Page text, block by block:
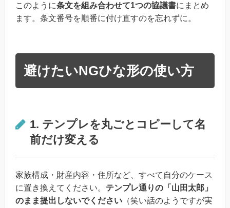
このように条文を組み合わせて1つの協議書にまとめ
ます。条文番号を順番に付け直すのを忘れずに。
避けたいNGひな形の使い方
1. テンプレを丸ごとコピーして名
前だけ変える
家族構成・財産内容・住所など、すべて自分のケース
に置き換えてください。 テンプレ通りの「山田太郎」
のまま提出しないでください （笑い話のようですが実